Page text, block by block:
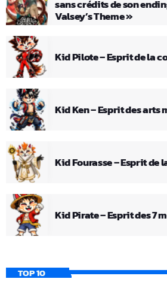
sans crédits de son
Valsey’s Theme »
Kid Pilote – Esprit de la
Kid Ken – Esprit des arts
Kid Fourasse – Esprit de
Kid Pirate – Esprit des 7
TOP 10